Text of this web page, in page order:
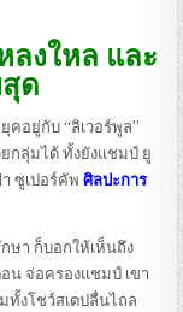
ลงใหล และ
ด
อยู่กับ “ลิเวอร์พูล”
กลุ่มได้ ทั้งยังแชมป์ ยู
า ซูเปอร์คัพศิลปะการ
ษา ก็บอกให้เห็นถึง
น จ่อครองแชมป์ เขา
ทั้งโชว์สเตปลื่นไถล